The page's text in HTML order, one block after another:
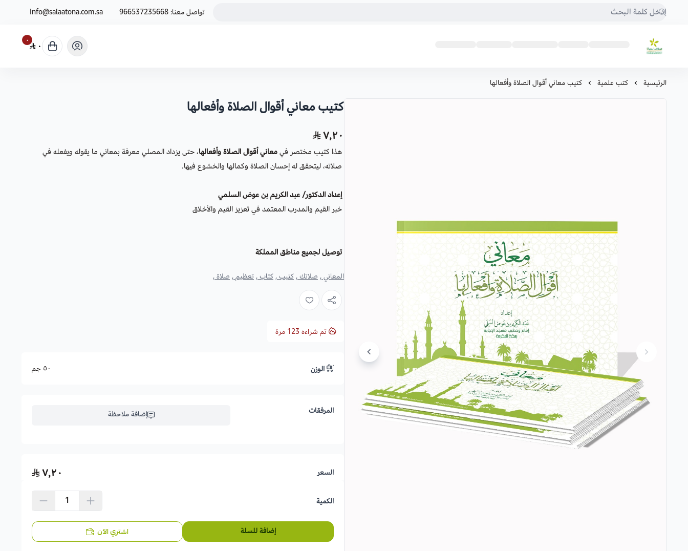
تواصل معنا:966537235668
Info@salaatona.com.sa
صلاتنا حياة
٠
٠
الرئيسية كتب علمية كتيب معاني أقوال الصلاة وأفعالها
كتيب معاني أقوال الصلاة وأفعالها
٧٫٢٠
هذا كتيب مختصر فيمعاني أقوال الصلاة وأفعالها، حتى يزداد المصلي معرفة بمعاني ما يقوله ويفعله في
صلاته، ليتحقق له إحسان الصلاة وكمالها والخشوع فيها.
إعداد الدكتور/ عبد الكريم بن عوض السلمي
خبر القيم والمدرب المعتمد في تعزيز القيم والأخلاق
توصيل لجميع مناطق المملكة
المعاني , صلاتك ,كتيب ,كتاب , تعظيم , صلاة ,
تم شراءه 123 مرة
الوزن ٥٠ جم
المرفقات إضافة ملاحظة
السعر ٧٫٢٠
الكمية
إضافة للسلة اشتري الآن